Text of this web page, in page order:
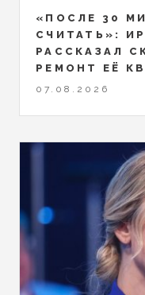
«ПОСЛЕ 30
СЧИТАТЬ»:
РАССКАЗАЛ
РЕМОНТ ЕЁ
07.08.2026